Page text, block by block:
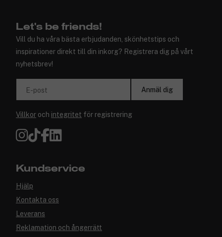
Let's be friends!
Vill du ha våra bästa erbjudanden, skönhetstips och
inspirationer direkt till din inkorg? Registrera dig på vårt
nyhetsbrev!
E-post Anmäl dig
Villkor och integritet för registrering
Kundservice
Hjälp
Kontakta oss
Leverans
Reklamation och ångerrätt